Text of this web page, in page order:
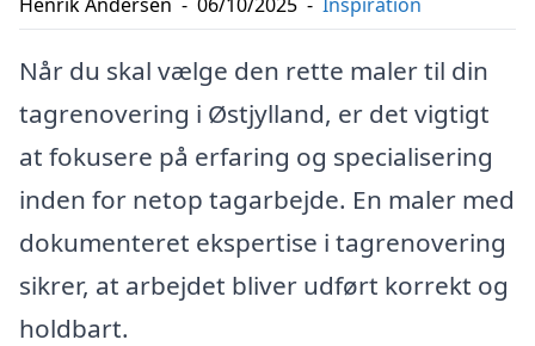
Når du skal vælge den rette maler til din
tagrenovering i Østjylland, er det vigtigt
at fokusere på erfaring og specialisering
inden for netop tagarbejde. En maler med
dokumenteret ekspertise i tagrenovering
sikrer, at arbejdet bliver udført korrekt og
holdbart.